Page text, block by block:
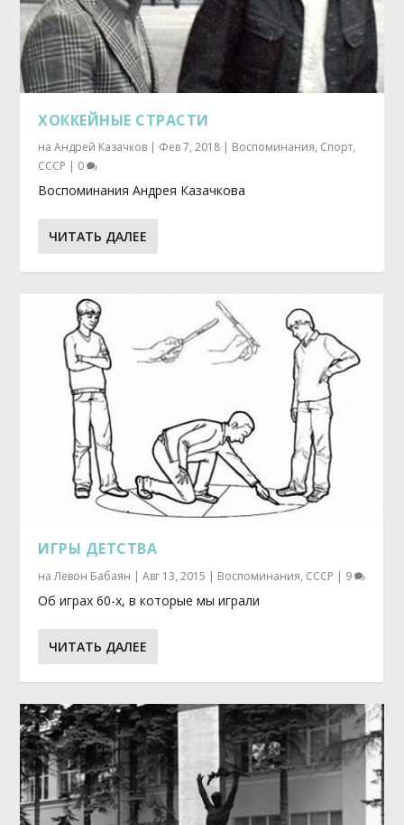
ХОККЕЙНЫЕ СТРАСТИ
наАндрей Казачков | Фев 7, 2018 | Воспоминания, Спорт,
СССР | 0
Воспоминания Андрея Казачкова
ЧИТАТЬ ДАЛЕЕ
ИГРЫ ДЕТСТВА
наЛевон Бабаян |Авг 13, 2015 | Воспоминания, СССР | 9
Об играх 60-х, в которые мы играли
ЧИТАТЬ ДАЛЕЕ